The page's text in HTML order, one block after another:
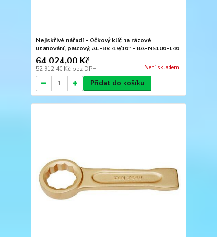
Nejiskřivé nářadí - Očkový klíč na rázové
utahování, palcový, AL-BR 4.9/16" - BA-NS106-146
64 024,00 Kč
52 912,40 Kč bez DPH Není skladem
Přidat do košíku